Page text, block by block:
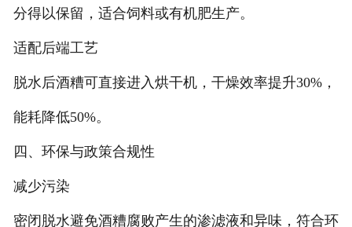
分得以保留，适合饲料或有机肥生产‌。
‌适配后端工艺‌
脱水后酒糟可直接进入烘干机，干燥效率提升30%，
能耗降低50%‌。
四、环保与政策合规性
‌减少污染‌
密闭脱水避免酒糟腐败产生的渗滤液和异味，符合环